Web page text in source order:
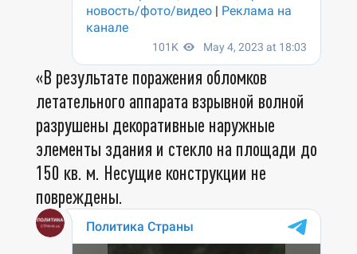
«В результате поражения обломков
летательного аппарата взрывной волной
разрушены декоративные наружные
элементы здания и стекло на площади до
150 кв. м. Несущие конструкции не
повреждены.